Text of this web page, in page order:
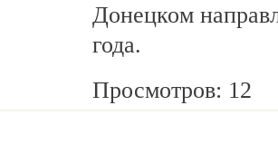
Донецком
года.
Просмотров: 12